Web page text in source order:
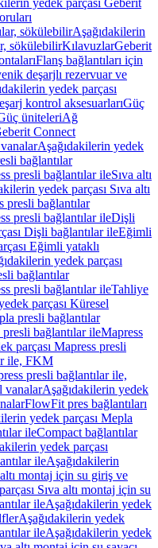
yedek parçası Geberit
sökülebilirAşağıdakilerin
sökülebilirKılavuzlarGeberit
Flanş bağlantıları için
deşarjlı rezervuar ve
yedek parçası
kontrol aksesuarlarıGüç
üniteleriAğ
Connect
Aşağıdakilerin yedek
bağlantılar
presli bağlantılar ileSıva altı
yedek parçası Sıva altı
presli bağlantılar
presli bağlantılar ileDişli
Dişli bağlantılar ileEğimli
Eğimli yataklı
yedek parçası
bağlantılar
presli bağlantılar ileTahliye
parçası Küresel
presli bağlantılar
bağlantılar ileMapress
parçası Mapress presli
ile, FKM
presli bağlantılar ile,
vanalarAşağıdakilerin yedek
FlowFit pres bağlantıları
yedek parçası Mepla
ileCompact bağlantılar
yedek parçası
ileAşağıdakilerin
altı montaj için su giriş ve
Sıva altı montaj için su
ileAşağıdakilerin yedek
Aşağıdakilerin yedek
ileAşağıdakilerin yedek